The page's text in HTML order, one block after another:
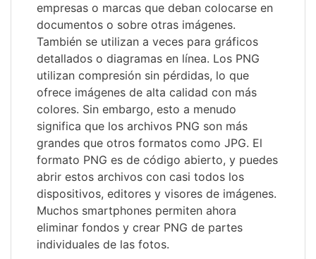
empresas o marcas que deban colocarse en
documentos o sobre otras imágenes.
También se utilizan a veces para gráficos
detallados o diagramas en línea. Los PNG
utilizan compresión sin pérdidas, lo que
ofrece imágenes de alta calidad con más
colores. Sin embargo, esto a menudo
significa que los archivos PNG son más
grandes que otros formatos como JPG. El
formato PNG es de código abierto, y puedes
abrir estos archivos con casi todos los
dispositivos, editores y visores de imágenes.
Muchos smartphones permiten ahora
eliminar fondos y crear PNG de partes
individuales de las fotos.